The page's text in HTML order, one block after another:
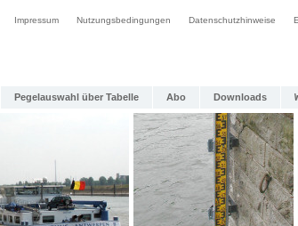
Impressum Nutzungsbedingungen Datenschutzhinweise
Pegelauswahl über Tabelle Abo Downloads